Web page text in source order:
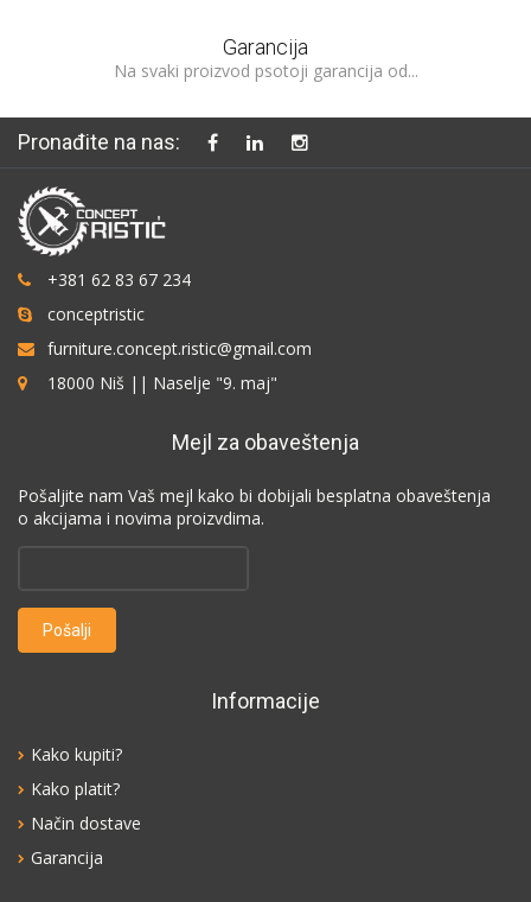
Garancija
Na svaki proizvod psotoji garancija od...
Pronađite na nas:
+381 62 83 67 234
conceptristic
furniture.concept.ristic@gmail.com
18000 Niš || Naselje "9. maj"
Mejl za obaveštenja
Pošaljite nam Vaš mejl kako bi dobijali besplatna obaveštenja
o akcijama i novima proizvdima.
Informacije
Kako kupiti?
Kako platit?
Način dostave
Garancija